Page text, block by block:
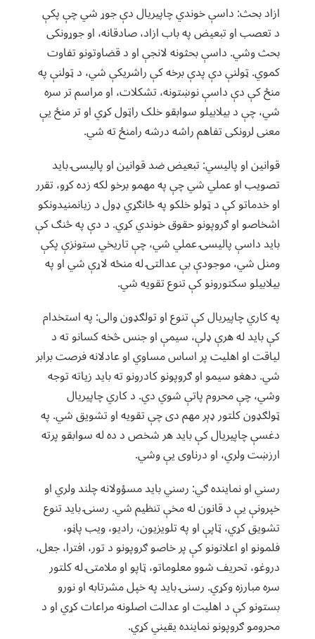
ازاد بحث: داسې خوندي چاپیریال دې جوړ شي چې پکې
د تعصب او تبعیض په باب ازاد، صادقانه، او جوړونکی
بحث وشي. داسې بحثونه لانجې او د قضاوتونو تفاوت
کموي. ټولنې دې پدې برخه کې راشریکې شي، د ټولنې په
منځ کې دې داسې نوښتونه، تشکلات، او مراسم تر سره
شي، چې د بیلابیلو سوابقو خلک راټول کړي او تر منځ یې
معنی لرونکی تفاهم راشه درشه رامنځ ته شي.
قوانین او پالیسي: تبعیض ضد قوانین او پالیسۍ باید
تصویب او عملي شي چې په مهمو برخو لکه زده کړو، تقرر
او خدماتو کې د ټولو خلکو په ځانګړي ډول د زیانمنیدونکو
اشخاصو او ګروپونو حقوق خوندي کړي. د دې په څنګ کې
باید داسې پالیسۍ عملي شي، چې تاریخي ستونزې پکې
ومنل شي، موجودې بې عدالتۍ له منځه لاړې شي او په
بیلابیلو سکتورونو کې تنوع تقویه شي.
په کاري چاپیریال کې تنوع او تولګډون والی: په استخدام
کې باید له هرې ډلې، سیمې او جنس څخه کسانو ته د
لیاقت او اهلیت پر اساس مساوي او عادلانه فرصت برابر
شي. دهغو سیمو او ګروپونو کادرونو ته باید زیاته توجه
وشي، چې محروم پاتې شوي دي. د کاري چاپیریال
ټولګډون کلتور ډېر مهم دی چې تقویه او تشویق شي. په
دغسې چاپیریال کې باید هر شخص د ده له سوابقو پرته
ارزښت ولري، او درناوی یې وشي.
رسني او نماینده ګي: رسني باید مسؤولانه چلند ولري او
خپرونې یې د قانون له مخې تنظیم شي. رسنۍ باید تنوع
تشویق کړي، ټاپې او په تلویزیون، رادیو، ویب پاڼو،
فلمونو او اعلانونو کې پر خاصو ګروپونو د تور، افترا، جعل،
دروغو، تحریف شوو معلوماتو، ټاپو او ملامتۍ له کلتور
سره مبارزه وکړي. رسنۍ باید په خپل مشرتابه او نورو
بستونو کې د اهلیت او عدالت اصلونه مراعات کړي او د
محرومو ګروپونو نماینده یقیني کړي.